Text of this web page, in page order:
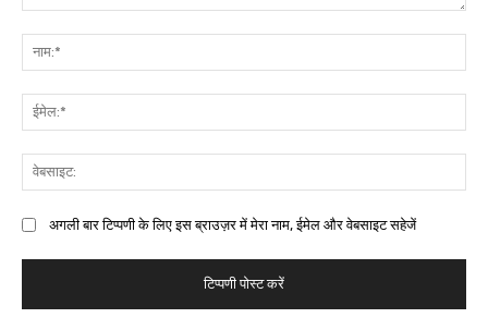
अगली बार टिप्पणी के लिए इस ब्राउज़र में मेरा नाम, ईमेल और वेबसाइट सहेजें